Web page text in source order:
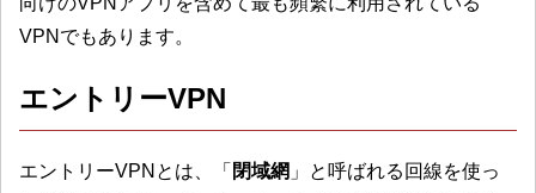
VPNでもあります。
エントリーVPN
エントリーVPNとは、「 閉域網 」と呼ばれる回線を使っ